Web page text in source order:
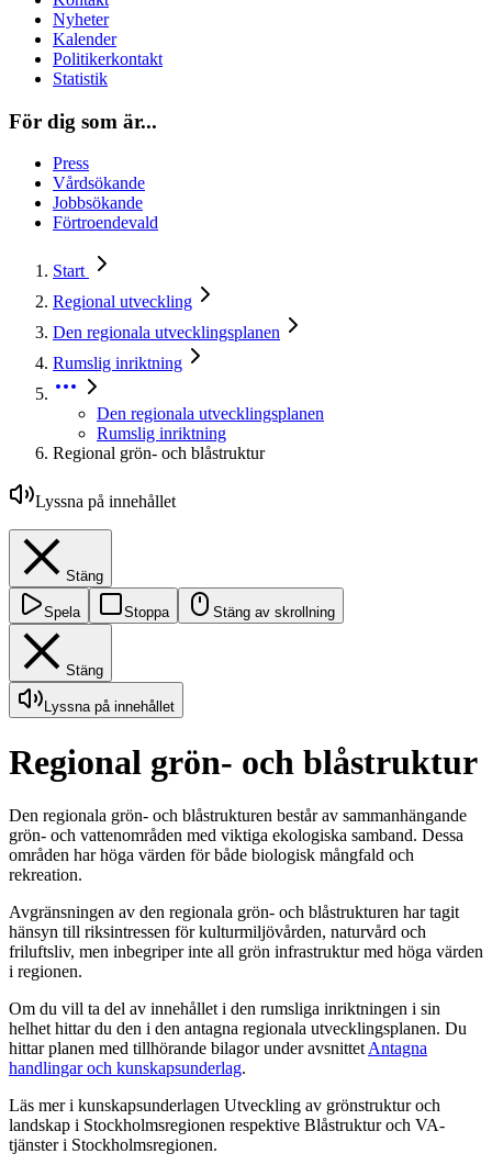
Nyheter
Kalender
Politikerkontakt
Statistik
För dig som är...
Press
Vårdsökande
Jobbsökande
Förtroendevald
Start
Regional utveckling
Den regionala utvecklingsplanen
Rumslig inriktning
Den regionala utvecklingsplanen
Rumslig inriktning
Regional grön- och blåstruktur
Lyssna på innehållet
Stäng
Spela Stoppa Stäng av skrollning
Stäng
Lyssna på innehållet
Regional grön- och blåstruktur
Den regionala grön- och blåstrukturen består av samman­hängande
grön- och vattenområden med viktiga ekologiska samband. Dessa
områden har höga värden för både biologisk mångfald och
rekreation.
Avgränsningen av den regionala grön- och blåstrukturen har tagit
hänsyn till riksintressen för kulturmiljövården, naturvård och
friluftsliv, men inbegriper inte all grön infrastruktur med höga värden
i regionen.
Om du vill ta del av innehållet i den rumsliga inriktningen i sin
helhet hittar du den i den antagna regionala utveckling­s­planen. Du
hittar planen med tillhörande bilagor under avsnittet Antagna
handlingar och kunskapsunderlag.
Läs mer i kunskapsunderlagen Utveckling av grönstruktur och
landskap i Stockholmsregionen respektive Blåstruktur och VA-
tjänster i Stockholmsregionen.